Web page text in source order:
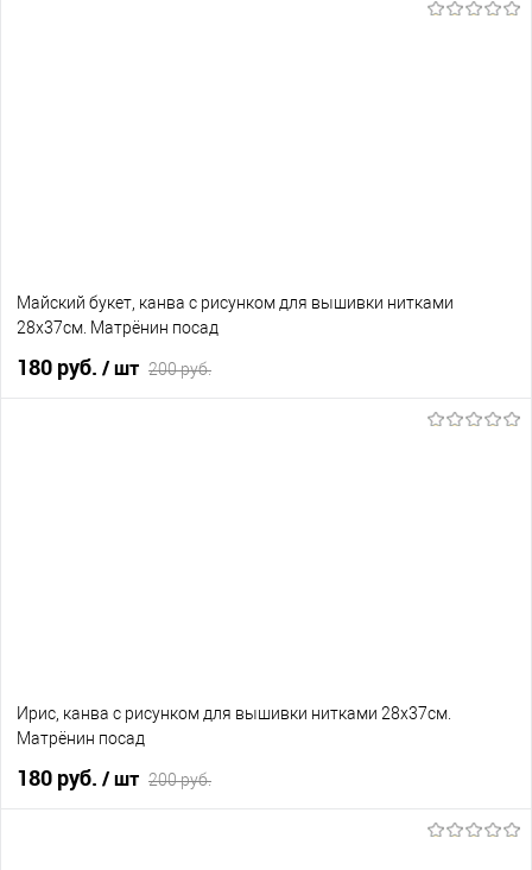
Майский букет, канва с рисунком для вышивки нитками
28х37см. Матрёнин посад
180 руб. / шт 200 руб.
Ирис, канва с рисунком для вышивки нитками 28х37см.
Матрёнин посад
180 руб. / шт 200 руб.